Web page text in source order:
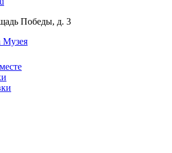
Победы, д. 3
Музея